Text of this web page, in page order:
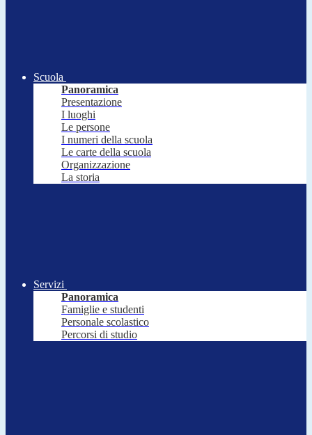
Scuola
Panoramica
Presentazione
I luoghi
Le persone
I numeri della scuola
Le carte della scuola
Organizzazione
La storia
Servizi
Panoramica
Famiglie e studenti
Personale scolastico
Percorsi di studio